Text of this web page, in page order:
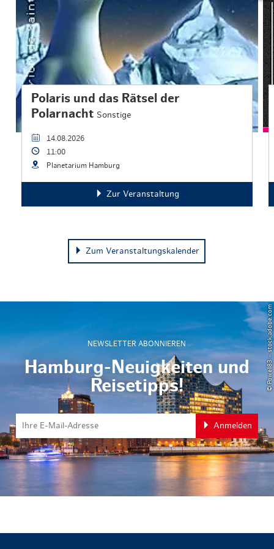
Polaris und das Rätsel der
Polarnacht Sonstige
14.08.2026
11:00
Planetarium Hamburg
Zur Veranstaltung
Zum Veranstaltungskalender
NEWSLETTER ABONNIEREN
Hamburg-Neuigkeiten und
Reisetipps!
Anmelden
© Powell83 – stock.adobe.com